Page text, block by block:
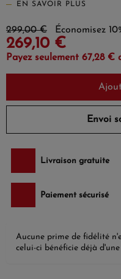
EN SAVOIR PLUS
299,00 € Économisez
269,10 €
Payez seulement 67,28 €
Envoi
Livraison gratuite
Paiement sécurisé
Aucune prime de fidélité
celui-ci bénéficie déjà